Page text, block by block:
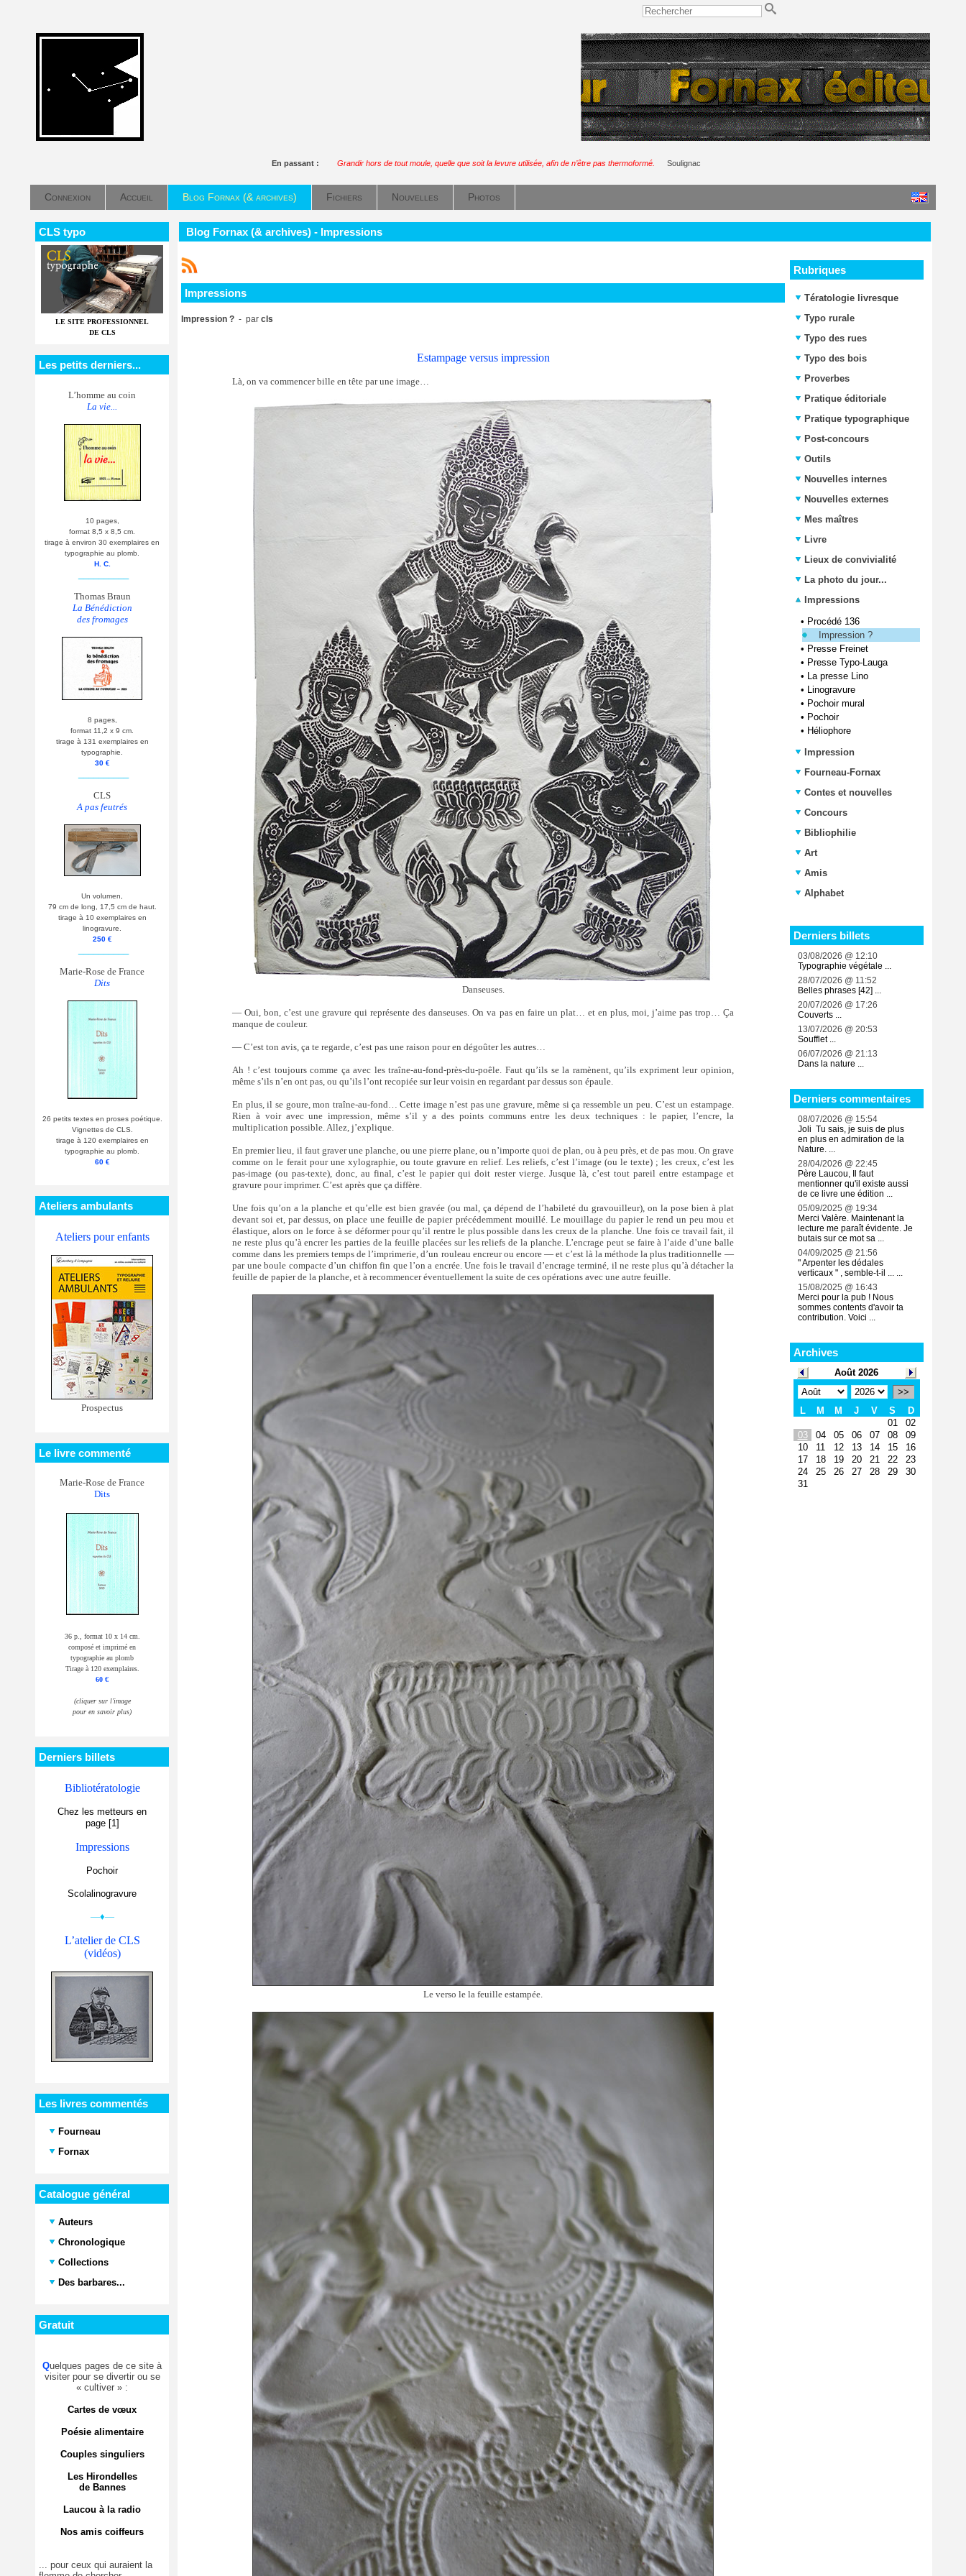
En passant : Grandir hors de tout moule, quelle que soit la levure utilisée, afin de n’être pas thermoformé. Soulignac
Connexion Accueil Blog Fornax (& archives) Fichiers Nouvelles Photos
CLS typo
LE SITE PROFESSIONNEL
DE CLS
Les petits derniers...
L’homme au coin
La vie...
10 pages,
format 8,5 x 8,5 cm.
tirage à environ 30 exemplaires en
typographie au plomb.
H. C.
Thomas Braun
La Bénédiction
des fromages
8 pages,
format 11,2 x 9 cm.
tirage à 131 exemplaires en
typographie.
30 €
CLS
A pas feutrés
Un volumen,
79 cm de long, 17,5 cm de haut.
tirage à 10 exemplaires en
linogravure.
250 €
Marie-Rose de France
Dits
26 petits textes en proses poétique.
Vignettes de CLS.
tirage à 120 exemplaires en
typographie au plomb.
60 €
Ateliers ambulants
Ateliers pour enfants
Prospectus
Le livre commenté
Marie-Rose de France
Dits
36 p., format 10 x 14 cm.
composé et imprimé en
typographie au plomb
Tirage à 120 exemplaires.
60 €
(cliquer sur l'image
pour en savoir plus)
Derniers billets
Bibliotératologie
Chez les metteurs en
page [1]
Impressions
Pochoir
Scolalinogravure
—♦—
L’atelier de CLS
(vidéos)
Les livres commentés
Fourneau
Fornax
Catalogue général
Auteurs
Chronologique
Collections
Des barbares...
Gratuit
Quelques pages de ce site à
visiter pour se divertir ou se
« cultiver » :
Cartes de vœux
Poésie alimentaire
Couples singuliers
Les Hirondelles
de Bannes
Laucou à la radio
Nos amis coiffeurs
... pour ceux qui auraient la
Blog Fornax (& archives) - Impressions
Impressions
Impression ? - par cls
Estampage versus impression
Là, on va commencer bille en tête par une image…
Danseuses.
— Oui, bon, c’est une gravure qui représente des danseuses. On va pas en faire un plat… et en plus, moi, j’aime pas trop… Ça
manque de couleur.
— C’est ton avis, ça te regarde, c’est pas une raison pour en dégoûter les autres…
Ah ! c’est toujours comme ça avec les traîne-au-fond-près-du-poêle. Faut qu’ils se la ramènent, qu’ils expriment leur opinion,
même s’ils n’en ont pas, ou qu’ils l’ont recopiée sur leur voisin en regardant par dessus son épaule.
En plus, il se goure, mon traîne-au-fond… Cette image n’est pas une gravure, même si ça ressemble un peu. C’est un estampage.
Rien à voir avec une impression, même s’il y a des points communs entre les deux techniques : le papier, l’encre, la
multiplication possible. Allez, j’explique.
En premier lieu, il faut graver une planche, ou une pierre plane, ou n’importe quoi de plan, ou à peu près, et de pas mou. On grave
comme on le ferait pour une xylographie, ou toute gravure en relief. Les reliefs, c’est l’image (ou le texte) ; les creux, c’est les
pas-image (ou pas-texte), donc, au final, c’est le papier qui doit rester vierge. Jusque là, c’est tout pareil entre estampage et
gravure pour imprimer. C’est après que ça diffère.
Une fois qu’on a la planche et qu’elle est bien gravée (ou mal, ça dépend de l’habileté du gravouilleur), on la pose bien à plat
devant soi et, par dessus, on place une feuille de papier précédemment mouillé. Le mouillage du papier le rend un peu mou et
élastique, alors on le force à se déformer pour qu’il rentre le plus possible dans les creux de la planche. Une fois ce travail fait, il
ne reste plus qu’à encrer les parties de la feuille placées sur les reliefs de la planche. L’encrage peut se faire à l’aide d’une balle
comme dans les premiers temps de l’imprimerie, d’un rouleau encreur ou encore — et c’est là la méthode la plus traditionnelle —
par une boule compacte d’un chiffon fin que l’on a encrée. Une fois le travail d’encrage terminé, il ne reste plus qu’à détacher la
feuille de papier de la planche, et à recommencer éventuellement la suite de ces opérations avec une autre feuille.
Le verso le la feuille estampée.
Rubriques
Tératologie livresque
Typo rurale
Typo des rues
Typo des bois
Proverbes
Pratique éditoriale
Pratique typographique
Post-concours
Outils
Nouvelles internes
Nouvelles externes
Mes maîtres
Livre
Lieux de convivialité
La photo du jour...
Impressions
• Procédé 136
Impression ?
• Presse Freinet
• Presse Typo-Lauga
• La presse Lino
• Linogravure
• Pochoir mural
• Pochoir
• Héliophore
Impression
Fourneau-Fornax
Contes et nouvelles
Concours
Bibliophilie
Art
Amis
Alphabet
Derniers billets
03/08/2026 @ 12:10
Typographie végétale ...
28/07/2026 @ 11:52
Belles phrases [42] ...
20/07/2026 @ 17:26
Couverts ...
13/07/2026 @ 20:53
Soufflet ...
06/07/2026 @ 21:13
Dans la nature ...
Derniers commentaires
08/07/2026 @ 15:54
Joli Tu sais, je suis de plus
en plus en admiration de la
Nature. ...
28/04/2026 @ 22:45
Père Laucou, Il faut
mentionner qu'il existe aussi
de ce livre une édition ...
05/09/2025 @ 19:34
Merci Valère. Maintenant la
lecture me paraît évidente. Je
butais sur ce mot sa ...
04/09/2025 @ 21:56
" Arpenter les dédales
verticaux " , semble-t-il ... ...
15/08/2025 @ 16:43
Merci pour la pub ! Nous
sommes contents d'avoir ta
contribution. Voici ...
Archives
Août 2026
>>
L
M M J V S
D
01
02
03
04 05 06 07 08
09
10
11 12 13 14 15
16
17
18 19 20 21 22
23
24
25 26 27 28 29
30
31